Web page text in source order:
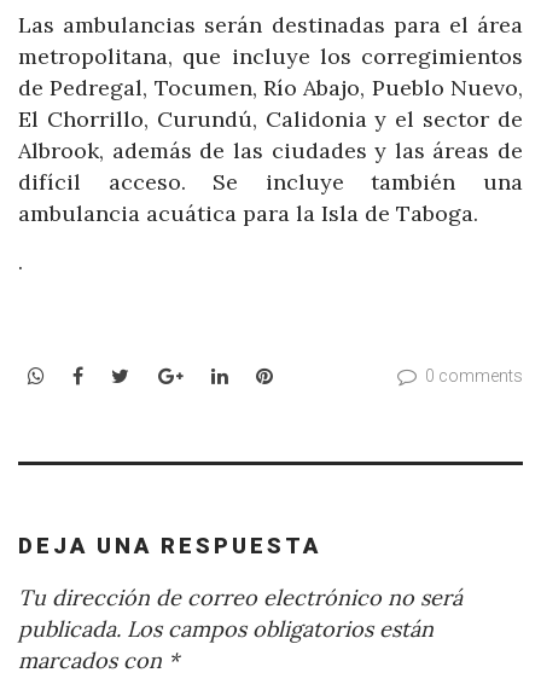
Las ambulancias serán destinadas para el área
metropolitana, que incluye los corregimientos
de Pedregal, Tocumen, Río Abajo, Pueblo Nuevo,
El Chorrillo, Curundú, Calidonia y el sector de
Albrook, además de las ciudades y las áreas de
difícil acceso. Se incluye también una
ambulancia acuática para la Isla de Taboga.
.
WhatsApp
Facebook
TwitterGoogle+LinkedInPinterest 0 comments
DEJA UNA RESPUESTA
Tu dirección de correo electrónico no será
publicada. Los campos obligatorios están
marcados con *